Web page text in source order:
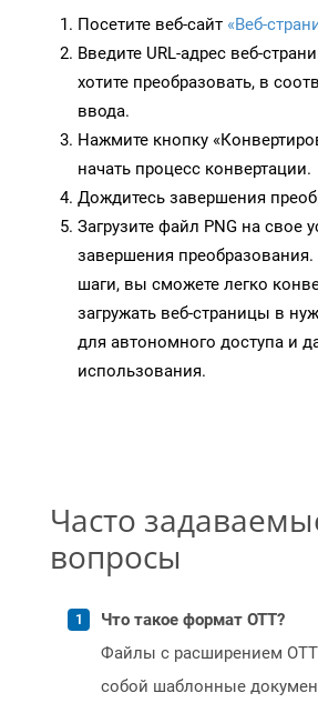
Посетите веб-сайт «Веб-
Введите URL-адрес веб-
хотите преобразовать, в
ввода.
Нажмите кнопку
начать процесс конвертации.
Дождитесь завершения
Загрузите файл PNG на свое
завершения
шаги, вы сможете легко
загружать веб-страницы в
для автономного доступа и
использования.
Часто
вопросы
Что такое формат OTT?
Файлы с расширением
собой шаблонные